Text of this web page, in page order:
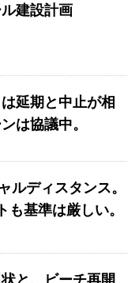
建設計画
延期と中止が相
は協議中。
ルディスタンス。
も基準は厳しい。
と、ビーチ再開